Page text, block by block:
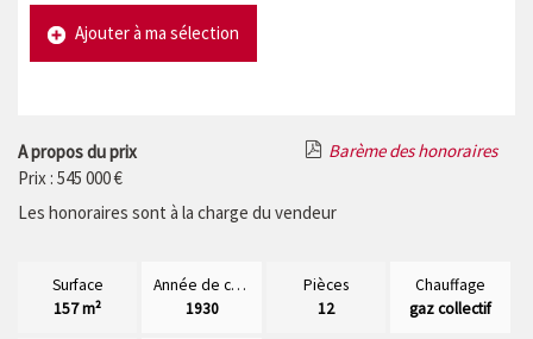
Ajouter à ma sélection
A propos du prix
Barème des honoraires
Prix : 545 000 €
Les honoraires sont à la charge du vendeur
Surface
157 m²
Année de construction
1930
Pièces
12
Chauffage
gaz collectif